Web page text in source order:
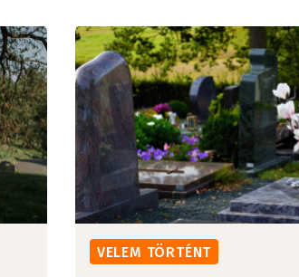
VELEM TÖRTÉNT